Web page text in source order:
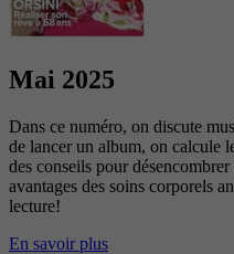
Mai 2025
Dans ce numéro, on discute
de lancer un album, on calcule
des conseils pour
avantages des soins corporels
lecture!
En savoir plus